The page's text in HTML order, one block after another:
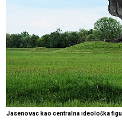
Jasenovac kao centralna ideološka